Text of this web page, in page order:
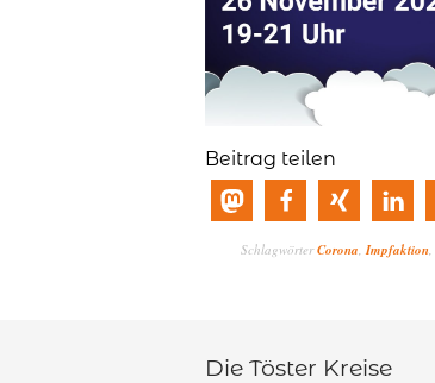
Beitrag teilen
SchlagwörterCorona Impfaktion
Die Töster Kreise